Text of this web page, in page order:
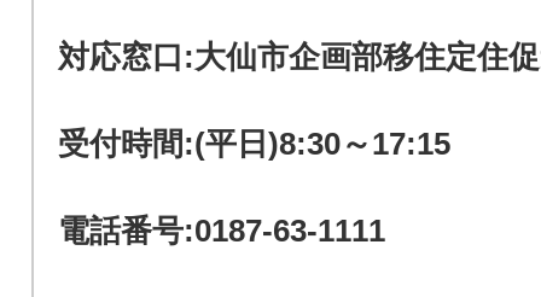
対応窓口:大仙市企画部移住定住
受付時間:(平日)8:30～17:15
電話番号:0187-63-1111